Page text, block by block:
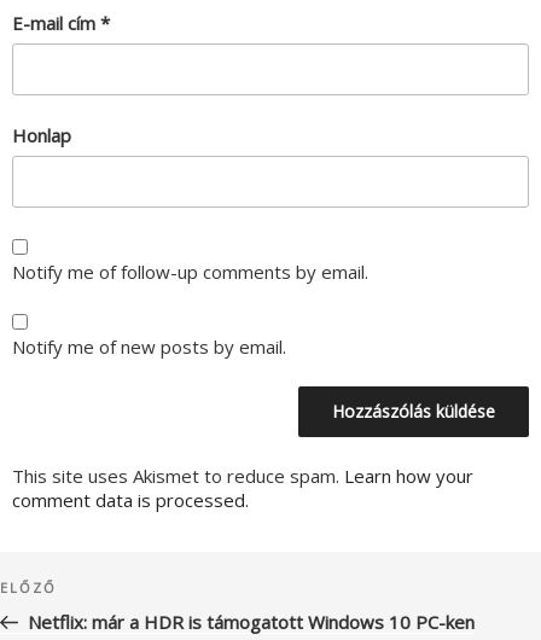
E-mail cím *
Honlap
Notify me of follow-up comments by email.
Notify me of new posts by email.
This site uses Akismet to reduce spam. Learn how your
comment data is processed.
navigáció
Korábbi
bejegyzés
ELŐZŐ
Netflix: már a HDR is támogatott Windows 10 PC-ken